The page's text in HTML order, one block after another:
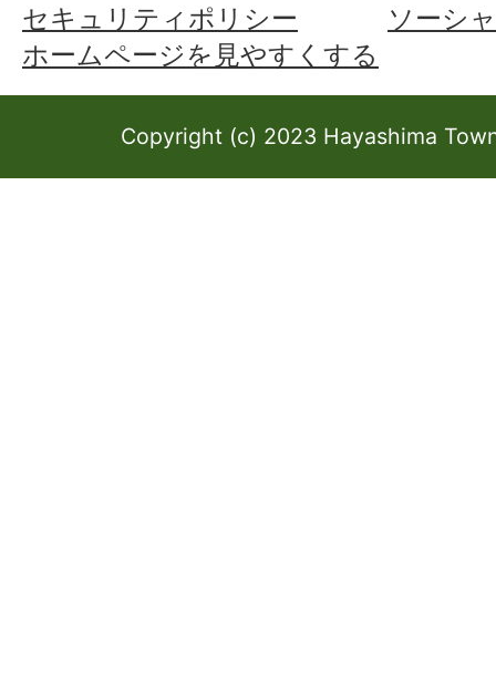
セキュリティポリシー
ソーシ
ホームページを見やすくする
Copyright (c) 2023 Hayashima